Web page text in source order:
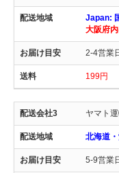
Japan:
大阪府
2-4営業
199円
ヤマト
北海道
5-9営業